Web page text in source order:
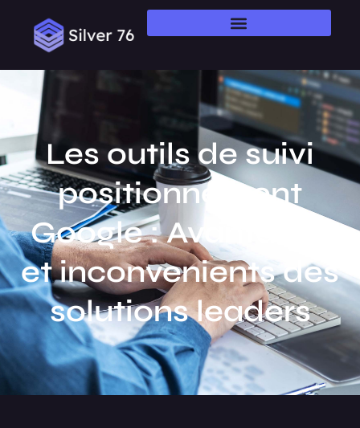
Les outils de suivi
positionnement
Google : Avantages
et inconvenients des
solutions leaders